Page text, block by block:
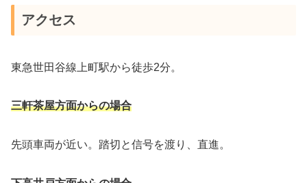
アクセス
東急世田谷線上町駅から徒歩2分。
三軒茶屋方面からの場合
先頭車両が近い。踏切と信号を渡り、直進。